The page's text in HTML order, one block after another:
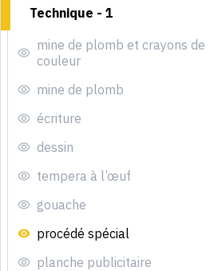
Technique - 1
mine de plomb et crayons de
couleur
mine de plomb
écriture
dessin
tempera à l’œuf
gouache
procédé spécial
planche publicitaire